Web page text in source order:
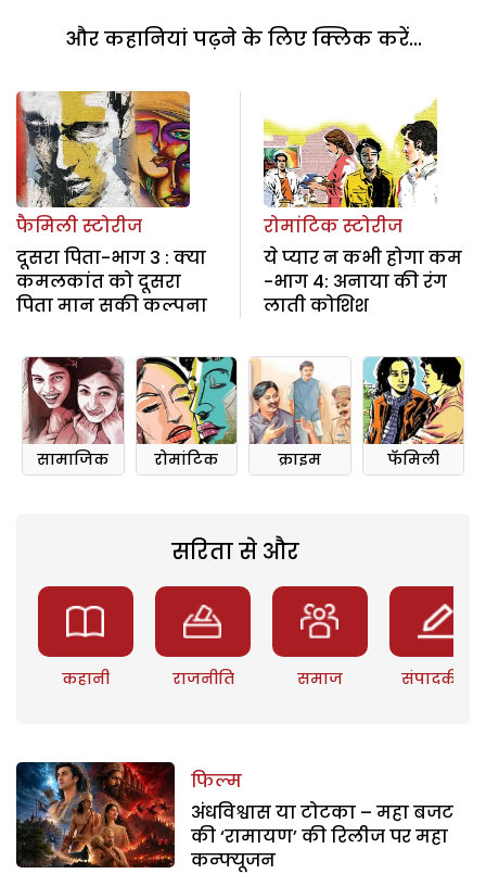
और कहानियां पढ़ने के लिए क्लिक करें...
फैमिली स्टोरीज
दूसरा पिता-भाग 3 : क्या
कमलकांत को दूसरा
पिता मान सकी कल्पना
रोमांटिक स्टोरीज
ये प्यार न कभी होगा कम
-भाग 4: अनाया की रंग
लाती कोशिश
सामाजिक रोमांटिक क्राइम फॅमिली
सरिता से और
कहानी राजनीति समाज संपादकीय
फिल्म
अंधविश्वास या टोटका – महा बजट
की ‘रामायण’ की रिलीज पर महा
कन्फ्यूजन